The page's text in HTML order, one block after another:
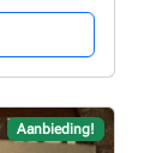
Aanbieding!